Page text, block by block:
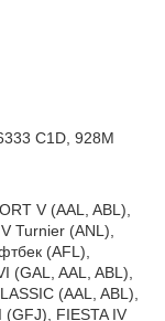
C1D, 928M
V (AAL, ABL),
Turnier (ANL),
(AFL),
(GAL, AAL, ABL),
(AAL, ABL),
(GFJ), FIESTA IV